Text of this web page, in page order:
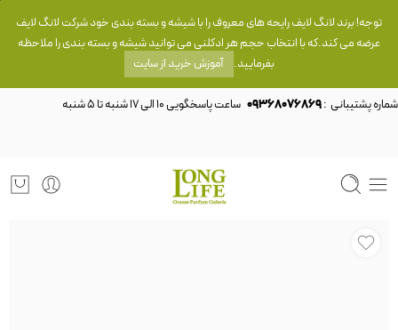
توجه! برند لانگ لایف رایحه های معروف را با شیشه و بسته بندی خود شرکت لانگ لایف
عرضه می کند.که با انتخاب حجم هر ادکلنی می توانید شیشه و بسته بندی را ملاحظه
بفرمایید. آموزش خرید از سایت
شماره پشتیبانی :09368076869